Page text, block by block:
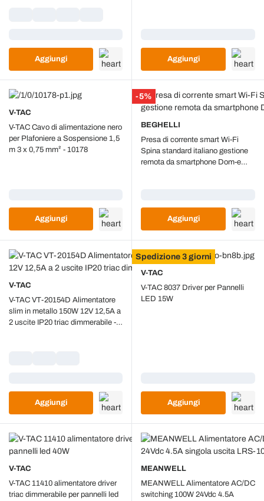
Aggiungi Aggiungi
V-TAC
V-TAC Cavo di alimentazione nero
per Plafoniere a Sospensione 1,5
m 3 x 0,75 mm² - 10178
Aggiungi
-5%
BEGHELLI
Presa di corrente smart Wi-Fi
Spina standard italiano gestione
remota da smartphone Dom-e
Aggiungi
V-TAC
V-TAC VT-20154D Alimentatore
slim in metallo 150W 12V 12,5A a
2 uscite IP20 triac dimmerabile -
Aggiungi
Spedizione 3 giorni
V-TAC
V-TAC 8037 Driver per Pannelli
LED 15W
Aggiungi
V-TAC
V-TAC 11410 alimentatore driver
triac dimmerabile per pannelli led
MEANWELL
MEANWELL Alimentatore AC/DC
switching 100W 24Vdc 4.5A